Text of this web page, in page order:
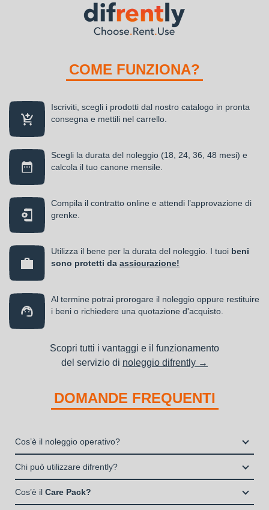
COME FUNZIONA?
Iscriviti, scegli i prodotti dal nostro catalogo in pronta
consegna e mettili nel carrello.
Scegli la durata del noleggio (18, 24, 36, 48 mesi) e
calcola il tuo canone mensile.
Compila il contratto online e attendi l’approvazione di
grenke.
Utilizza il bene per la durata del noleggio. I tuoi beni
sono protetti da assicurazione!
Al termine potrai prorogare il noleggio oppure restituire
i beni o richiedere una quotazione d'acquisto.
Scopri tutti i vantaggi e il funzionamento
del servizio di noleggio difrently →
DOMANDE FREQUENTI
Cos’è il noleggio operativo?
Il noleggio, o locazione operativa, è una soluzione che
alla propria attività a fronte del pagamento di un canone fisso
periodico.
Chi può utilizzare difrently?
Liberi Professionisti e Studi Associati
Cos’è il Care Pack?